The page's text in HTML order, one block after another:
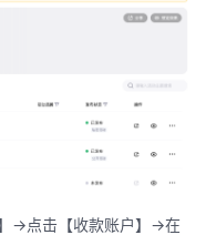
->点击【收款账户】->在